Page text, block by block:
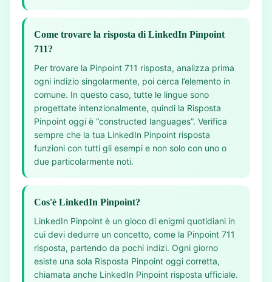
Come trovare la risposta di LinkedIn Pinpoint
711?
Per trovare la Pinpoint 711 risposta, analizza prima
ogni indizio singolarmente, poi cerca l’elemento in
comune. In questo caso, tutte le lingue sono
progettate intenzionalmente, quindi la Risposta
Pinpoint oggi è “constructed languages”. Verifica
sempre che la tua LinkedIn Pinpoint risposta
funzioni con tutti gli esempi e non solo con uno o
due particolarmente noti.
Cos'è LinkedIn Pinpoint?
LinkedIn Pinpoint è un gioco di enigmi quotidiani in
cui devi dedurre un concetto, come la Pinpoint 711
risposta, partendo da pochi indizi. Ogni giorno
esiste una sola Risposta Pinpoint oggi corretta,
chiamata anche LinkedIn Pinpoint risposta ufficiale.